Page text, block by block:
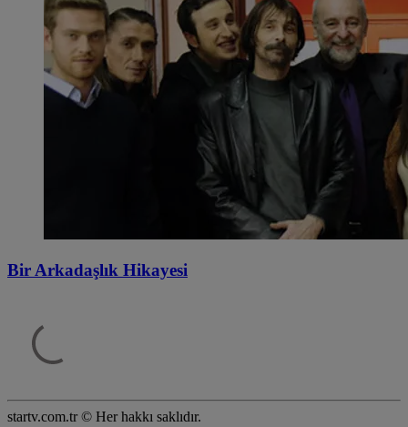
Bir Arkadaşlık Hikayesi
startv.com.tr © Her hakkı saklıdır.